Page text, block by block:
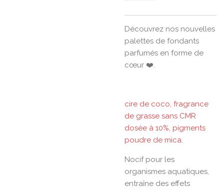
Découvrez nos nouvelles
palettes de fondants
parfumés en forme de
cœur ❤️.
cire de coco, fragrance
de grasse sans CMR
dosée à 10%, pigments
poudre de mica.
Nocif pour les
organismes aquatiques,
entraîne des effets